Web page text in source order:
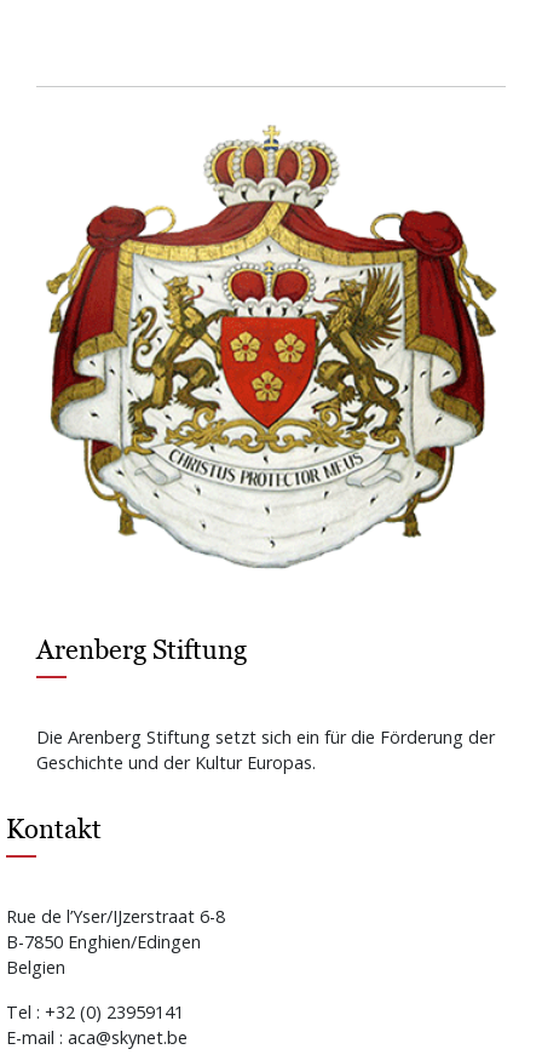
Arenberg Stiftung
Die Arenberg Stiftung setzt sich ein für die Förderung der
Geschichte und der Kultur Europas.
Kontakt
Rue de l’Yser/IJzerstraat 6-8
B-7850 Enghien/Edingen
Belgien
Tel : +32 (0) 23959141
E-mail : aca@skynet.be